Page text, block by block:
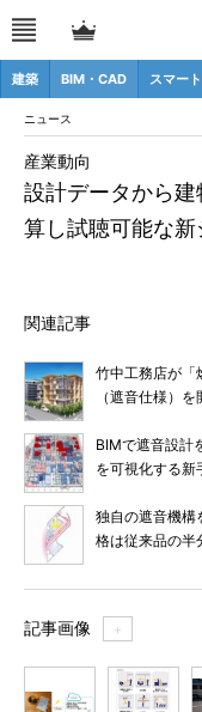
建築 BIM・CAD スマー
ニュース
設計データから
算し試聴可能な
産業動向
関連記事
竹中工務店が「
（遮音仕様）
BIMで遮音設計
を可視化する新
独自の遮音機構
格は従来品の半
記事画像 ＋